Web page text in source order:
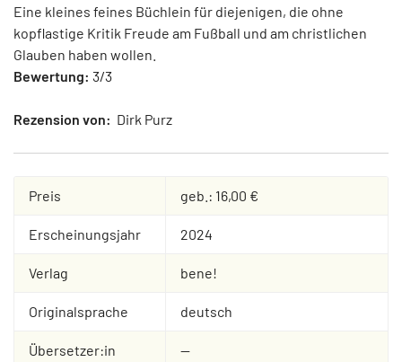
Eine kleines feines Büchlein für diejenigen, die ohne
kopflastige Kritik Freude am Fußball und am christlichen
Glauben haben wollen.
Bewertung: 3/3
Rezension von: Dirk Purz
Preis geb.: 16,00 €
Erscheinungsjahr 2024
Verlag bene!
Originalsprache deutsch
Übersetzer:in --